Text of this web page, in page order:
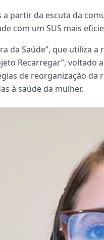
partir da escuta da
com um SUS mais
da Saúde”, que utiliza
Recarregar”, voltado
de reorganização da
à saúde da mulher.